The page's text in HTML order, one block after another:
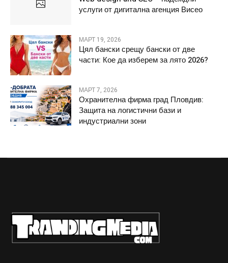
услуги от дигитална агенция Висео
МАРТ 19, 2026
Цял бански срещу бански от две
части: Кое да изберем за лято 2026?
МАРТ 7, 2026
Охранителна фирма град Пловдив:
Защита на логистични бази и
индустриални зони